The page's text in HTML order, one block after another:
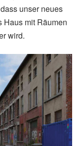
unser neues
Haus mit Räumen
wird.